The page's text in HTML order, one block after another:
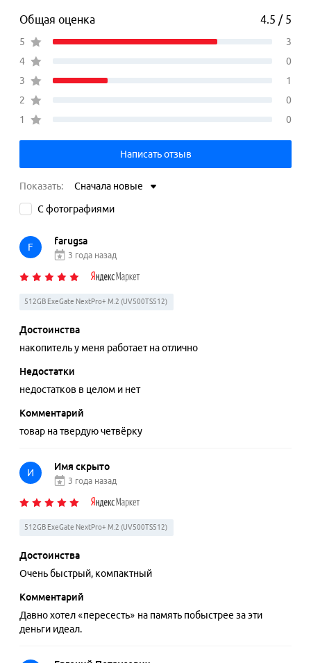
Показать: Сначала новые
С фотографиями
F
farugsa
3 года назад
512GB ExeGate NextPro+ M.2 (UV500TS512)
Достоинства
накопитель у меня работает на отлично
Недостатки
недостатков в целом и нет
Комментарий
товар на твердую четвёрку
И
Имя скрыто
3 года назад
512GB ExeGate NextPro+ M.2 (UV500TS512)
Достоинства
Очень быстрый, компактный
Комментарий
Давно хотел «пересесть» на память побыстрее за эти
деньги идеал.
Общая оценка 4.5 / 5
5
4
3
2
1
3
0
1
0
0
Написать отзыв